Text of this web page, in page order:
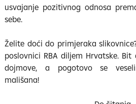
usvajanje pozitivnog odnosa
sebe.
Želite doći do primjeraka
poslovnici RBA diljem Hrvatske.
dojmove, a pogotovo se
mališana!